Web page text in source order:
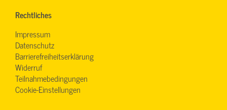
Rechtliches
Impressum
Datenschutz
Barrierefreiheitserklärung
Widerruf
Teilnahmebedingungen
Cookie-Einstellungen